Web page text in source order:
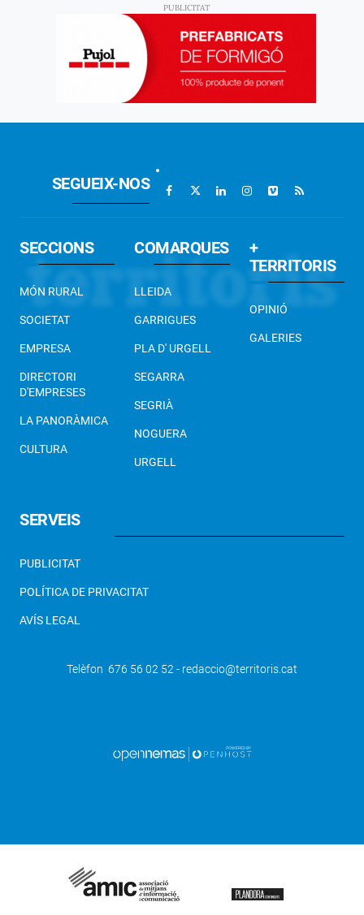
SEGUEIX-NOS
SECCIONS
MÓN RURAL
SOCIETAT
EMPRESA
DIRECTORI
D'EMPRESES
LA PANORÀMICA
CULTURA
COMARQUES
LLEIDA
GARRIGUES
PLA D' URGELL
SEGARRA
SEGRIÀ
NOGUERA
URGELL
+
TERRITORIS
OPINIÓ
GALERIES
SERVEIS
PUBLICITAT
POLÍTICA DE PRIVACITAT
AVÍS LEGAL
Telèfon 676 56 02 52 - redaccio@territoris.cat